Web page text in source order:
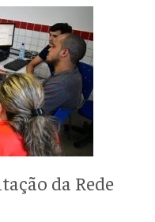
da Rede